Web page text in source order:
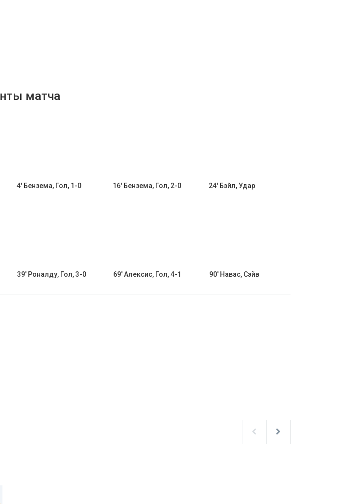
матча
4' Бензема, Гол, 1-0 16' Бензема, Гол, 2-0 24' Бэйл, Удар
39' Роналду, Гол, 3-0 69' Алексис, Гол, 4-1 90' Навас, Сэйв